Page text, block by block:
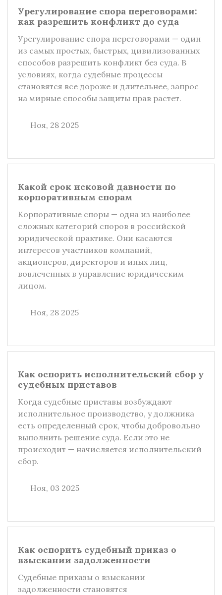
Урегулирование спора переговорами:
как разрешить конфликт до суда
Урегулирование спора переговорами — один
из самых простых, быстрых, цивилизованных
способов разрешить конфликт без суда. В
условиях, когда судебные процессы
становятся все дороже и длительнее, запрос
на мирные способы защиты прав растет.
Ноя, 28 2025
Какой срок исковой давности по
корпоративным спорам
Корпоративные споры — одна из наиболее
сложных категорий споров в российской
юридической практике. Они касаются
интересов участников компаний,
акционеров, директоров и иных лиц,
вовлеченных в управление юридическим
лицом.
Ноя, 28 2025
Как оспорить исполнительский сбор у
судебных приставов
Когда судебные приставы возбуждают
исполнительное производство, у должника
есть определенный срок, чтобы добровольно
выполнить решение суда. Если это не
происходит — начисляется исполнительский
сбор.
Ноя, 03 2025
Как оспорить судебный приказ о
взыскании задолженности
Судебные приказы о взыскании
задолженности становятся